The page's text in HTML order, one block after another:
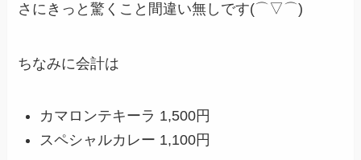
さにきっと驚くこと間違い無しです(⌒▽⌒)
ちなみに会計は
カマロンテキーラ 1,500円
スペシャルカレー 1,100円